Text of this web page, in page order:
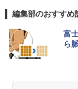
編集部のおすすめ
富
ら